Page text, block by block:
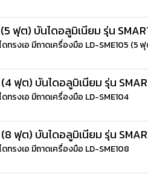
ฟุต) บันไดอลูมิเนียม รุ่น
ดทรงเอ มีถาดเครื่องมือ LD-SME105 (5
ฟุต) บันไดอลูมิเนียม รุ่น
ดทรงเอ มีถาดเครื่องมือ LD-SME104
ฟุต) บันไดอลูมิเนียม รุ่น
ดทรงเอ มีถาดเครื่องมือ LD-SME108